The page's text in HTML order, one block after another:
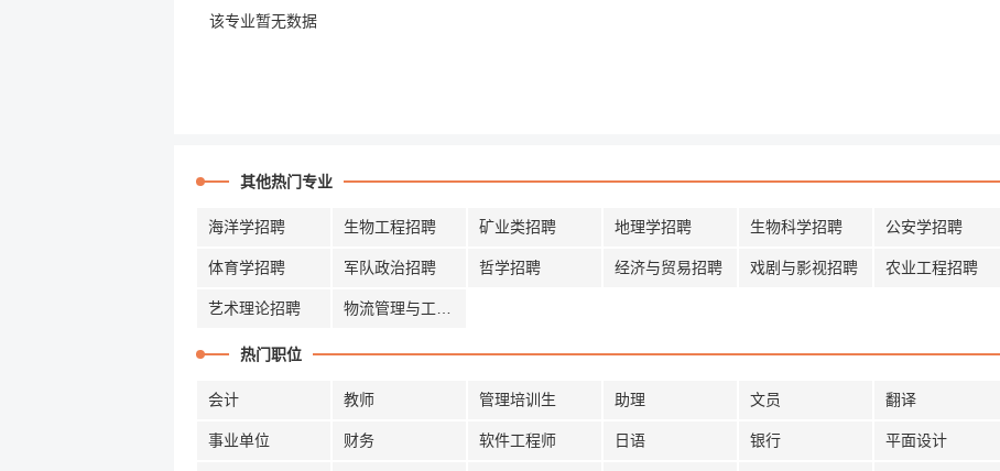
该专业暂无数据
其他热门专业
海洋学招聘 生物工程招聘 矿业类招聘 地理学招聘 生物科学招聘 公安学招聘
体育学招聘 军队政治招聘 哲学招聘 经济与贸易招聘 戏剧与影视招聘 农业工程招聘
艺术理论招聘
热门职位
会计 教师 管理培训生 助理 文员 翻译
事业单位 财务 软件工程师 日语 银行 平面设计